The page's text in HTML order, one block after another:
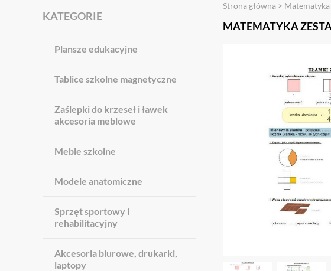
KATEGORIE
Plansze edukacyjne
Tablice szkolne magnetyczne
Zaślepki do krzeseł i ławek
akcesoria meblowe
Meble szkolne
Modele anatomiczne
Sprzęt sportowy i
rehabilitacyjny
Akcesoria biurowe, drukarki,
laptopy
Strona główna > Matematyka
MATEMATYKA